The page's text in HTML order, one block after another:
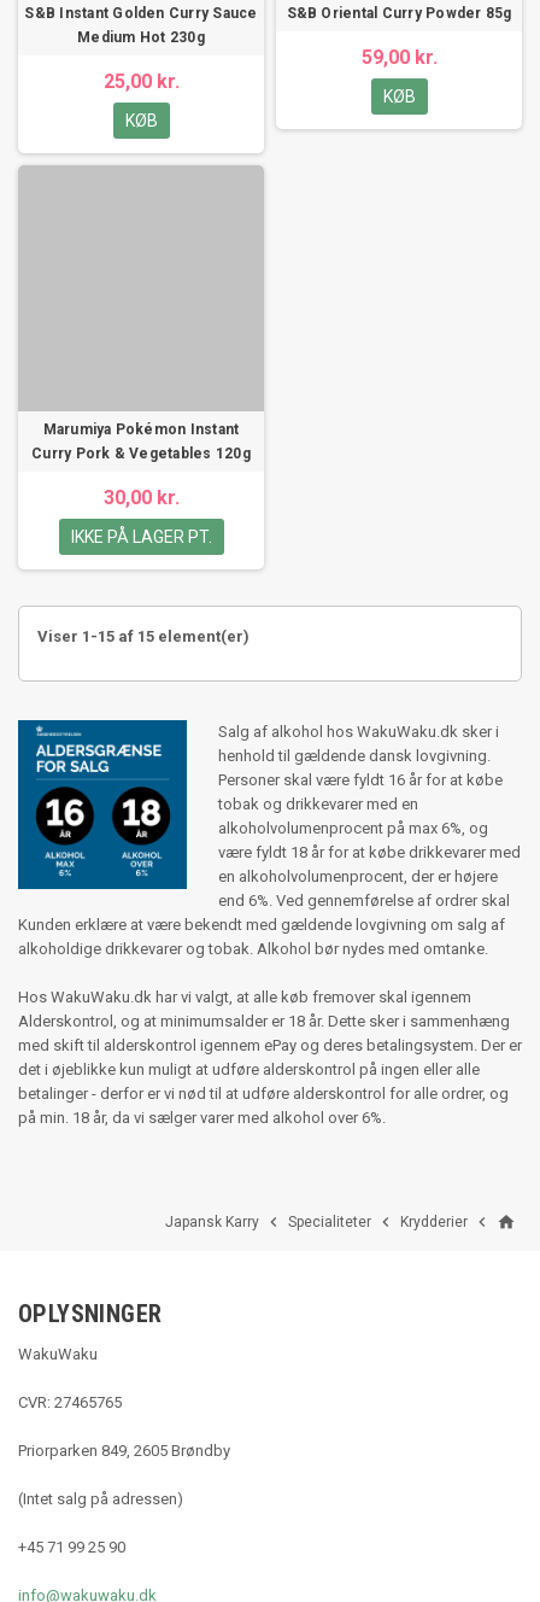
S&B Instant Golden Curry Sauce
Medium Hot 230g
25,00 kr.
KØB
S&B Oriental Curry Powder 85g
59,00 kr.
KØB
Marumiya Pokémon Instant
Curry Pork & Vegetables 120g
30,00 kr.
IKKE PÅ LAGER PT.
Viser 1-15 af 15 element(er)
Salg af alkohol hos WakuWaku.dk sker i
henhold til gældende dansk lovgivning.
Personer skal være fyldt 16 år for at købe
tobak og drikkevarer med en
alkoholvolumenprocent på max 6%, og
være fyldt 18 år for at købe drikkevarer med
en alkoholvolumenprocent, der er højere
end 6%. Ved gennemførelse af ordrer skal
Kunden erklære at være bekendt med gældende lovgivning om salg af
alkoholdige drikkevarer og tobak. Alkohol bør nydes med omtanke.
Hos WakuWaku.dk har vi valgt, at alle køb fremover skal igennem
Alderskontrol, og at minimumsalder er 18 år. Dette sker i sammenhæng
med skift til alderskontrol igennem ePay og deres betalingsystem. Der er
det i øjeblikke kun muligt at udføre alderskontrol på ingen eller alle
betalinger - derfor er vi nød til at udføre alderskontrol for alle ordrer, og
på min. 18 år, da vi sælger varer med alkohol over 6%.
home

Krydderier

Specialiteter

Japansk Karry
OPLYSNINGER
WakuWaku
CVR: 27465765
Priorparken 849, 2605 Brøndby
(Intet salg på adressen)
+45 71 99 25 90
info@wakuwaku.dk